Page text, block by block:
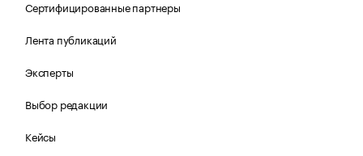
Сертифицированные партнеры
Лента публикаций
Эксперты
Выбор редакции
Кейсы